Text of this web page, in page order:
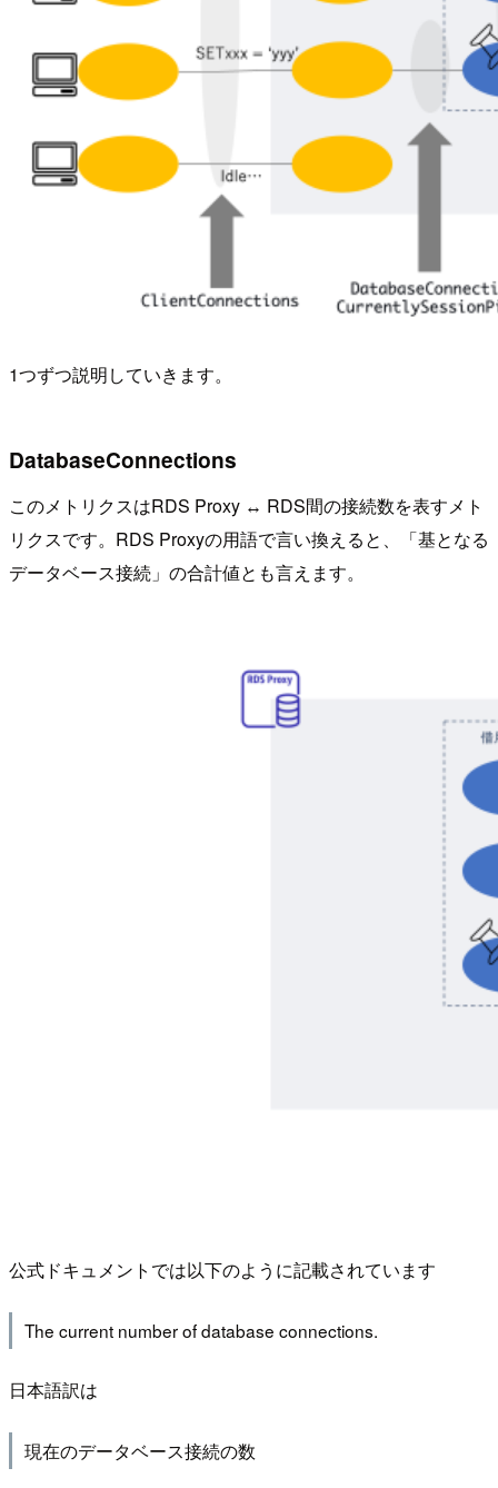
1つずつ説明していきます。
DatabaseConnections
このメトリクスはRDS Proxy ↔ RDS間の接続数を表すメト
リクスです。RDS Proxyの用語で言い換えると、「基となる
データベース接続」の合計値とも言えます。
公式ドキュメントでは以下のように記載されています
The current number of database connections.
日本語訳は
現在のデータベース接続の数